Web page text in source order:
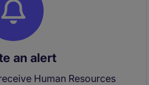
an alert
Human Resources